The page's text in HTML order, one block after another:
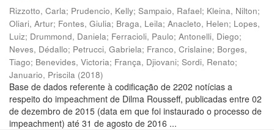
Rizzotto, Carla; Prudencio, Kelly; Sampaio, Rafael; Kleina, Nilton;
Oliari, Artur; Fontes, Giulia; Braga, Leila; Anacleto, Helen; Lopes,
Luiz; Drummond, Daniela; Ferracioli, Paulo; Antonelli, Diego;
Neves, Dédallo; Petrucci, Gabriela; Franco, Crislaine; Borges,
Tiago; Benevides, Victoria; França, Djiovani; Sordi, Renato;
Januario, Priscila (2018)
Base de dados referente à codificação de 2202 notícias a
respeito do impeachment de Dilma Rousseff, publicadas entre 02
de dezembro de 2015 (data em que foi instaurado o processo de
impeachment) até 31 de agosto de 2016 ...